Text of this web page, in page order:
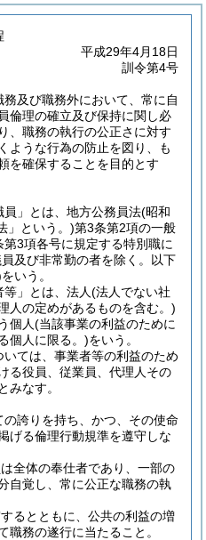
平成29年4月18日
訓令第4号
務及び職務外において、常に自
倫理の確立及び保持に関し必
、職務の執行の公正さに対す
ような行為の防止を図り、も
を確保することを目的とす
員」とは、地方公務員法(昭和
」という。)第3条第2項の一般
3項各号に規定する特別職に
及び非常勤の者を除く。以下
をいう。
」とは、法人(法人でない社
人の定めがあるものを含む。)
個人(当該事業の利益のために
個人に限る。)をいう。
ては、事業者等の利益のため
る役員、従業員、代理人その
みなす。
誇りを持ち、かつ、その使命
げる倫理行動規準を遵守しな
全体の奉仕者であり、一部の
自覚し、常に公正な職務の執
るとともに、公共の利益の増
職務の遂行に当たること。